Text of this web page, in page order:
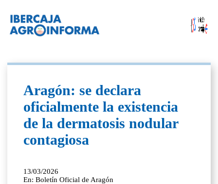
Aragón: se declara
oficialmente la existencia
de la dermatosis nodular
contagiosa
13/03/2026
En: Boletín Oficial de Aragón